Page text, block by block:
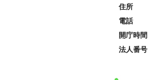
住所
電話
開庁時間
法人番号